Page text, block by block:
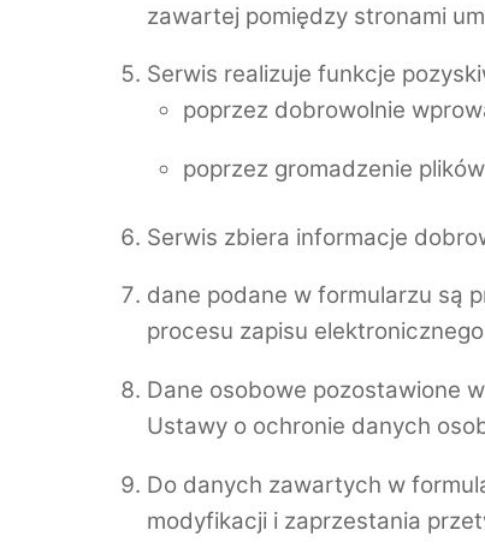
zawartej pomiędzy stronami
Serwis realizuje funkcje
poprzez dobrowolnie
poprzez gromadzenie plików
Serwis zbiera informacje
dane podane w formularzu są
procesu zapisu elektronicznego
Dane osobowe pozostawione
Ustawy o ochronie danych
Do danych zawartych w
modyfikacji i zaprzestania